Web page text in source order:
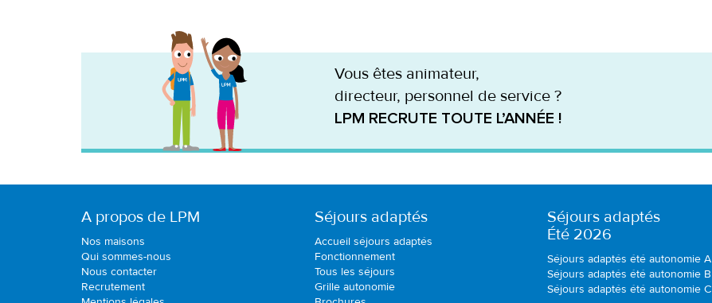
Vous êtes animateur,
directeur, personnel de service ?
LPM RECRUTE TOUTE L’ANNÉE !
A propos de LPM
Nos maisons
Qui sommes-nous
Nous contacter
Recrutement
Séjours adaptés
Accueil séjours adaptés
Fonctionnement
Tous les séjours
Grille autonomie
Séjours adaptés
Été 2026
Séjours adaptés été autonomie A
Séjours adaptés été autonomie B
Séjours adaptés été autonomie C